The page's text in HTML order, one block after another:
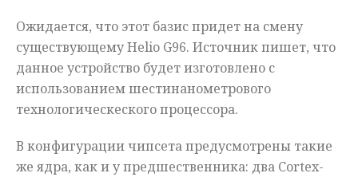
Ожидается, что этот базис придет на смену
существующему Helio G96. Источник пишет, что
данное устройство будет изготовлено с
использованием шестинанометрового
технологическеского процессора.
В конфигурации чипсета предусмотрены такие
же ядра, как и у предшественника: два Cortex-